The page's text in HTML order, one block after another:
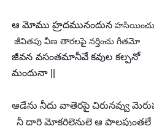
ఆ మోము హ్రదమునందున
జీవితపు వీణ తారలపై నర్తించు గీతమో
జీవన వసంతమానీవే కవుల
మందునా ||
ఆడేను నీదు వాతెరపై చిరునవ్వు
నీ దారి మోకరిల్లెనులె ఆ పాలపుంతలే